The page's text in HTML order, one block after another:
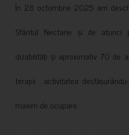
În 28 octombrie 2025 am
Sfântul Nectarie și de
dizabilități și aproximativ 70 de
terapii , activitatea
maxim de ocupare.